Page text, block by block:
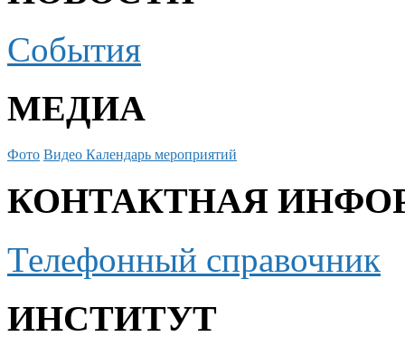
События
МЕДИА
Фото Видео Календарь мероприятий
КОНТАКТНАЯ
Телефонный справочник
ИНСТИТУТ